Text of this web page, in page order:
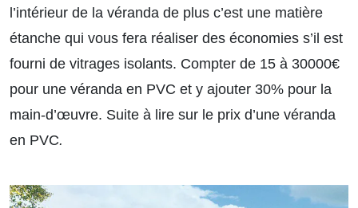
l’intérieur de la véranda de plus c’est une matière
étanche qui vous fera réaliser des économies s’il est
fourni de vitrages isolants. Compter de 15 à 30000€
pour une véranda en PVC et y ajouter 30% pour la
main-d’œuvre. Suite à lire sur le prix d’une véranda
en PVC.